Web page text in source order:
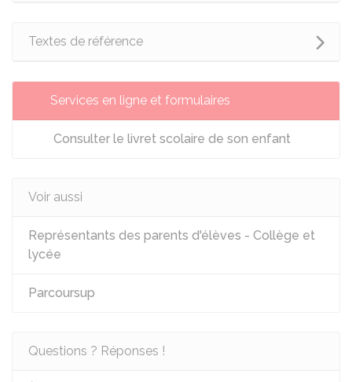
Textes de référence
Services en ligne et formulaires
Consulter le livret scolaire de son enfant
Voir aussi
Représentants des parents d'élèves - Collège et
lycée
Parcoursup
Questions ? Réponses !